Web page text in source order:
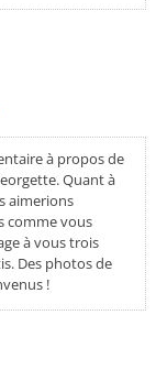
à propos de
Quant à
aimerions
comme vous
à vous trois
Des photos de
!